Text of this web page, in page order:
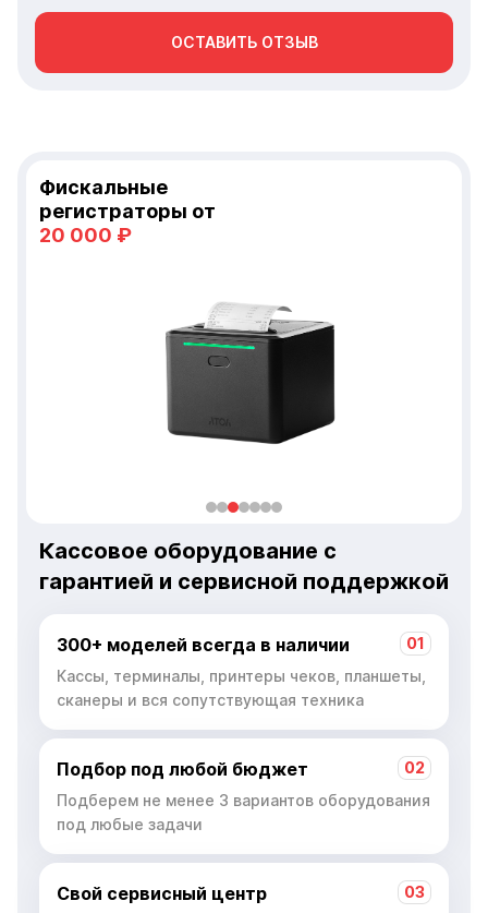
ОСТАВИТЬ ОТЗЫВ
Кассовое оборудование с
гарантией и сервисной поддержкой
01
300+ моделей всегда в наличии
Кассы, терминалы, принтеры чеков, планшеты,
сканеры и вся сопутствующая техника
02
Подбор под любой бюджет
Подберем не менее 3 вариантов оборудования
под любые задачи
03
Свой сервисный центр
Фискальные
регистраторы от
20 000 ₽